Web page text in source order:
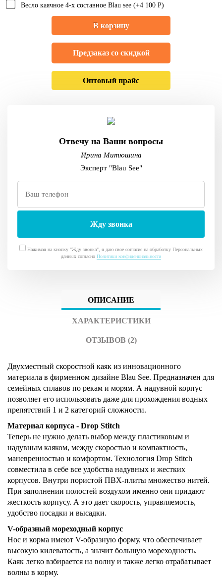
Весло каячное 4-х составное Blau see (+4 100 Р)
В корзину
Предзаказ со скидкой
Оптовый прайс
Отвечу на Ваши вопросы
Ирина Митюшина
Эксперт "Blau See"
Нажимая на кнопку "Жду звонка", я даю свое согласие на обработку Персональных
данных согласно Политики конфиденциальности
ОПИСАНИЕ
ХАРАКТЕРИСТИКИ
ОТЗЫВОВ (2)
Двухместный скоростной каяк из инновационного
материала в фирменном дизайне Blau See. Предназначен для
семейных сплавов по рекам и морям. А надувной корпус
позволяет его использовать даже для прохождения водных
препятствий 1 и 2 категорий сложности.
Материал корпуса - Drop Stitch
Теперь не нужно делать выбор между пластиковым и
надувным каяком, между скоростью и компактность,
маневренностью и комфортом. Технология Drop Stitch
совместила в себе все удобства надувных и жестких
корпусов. Внутри пористой ПВХ-плиты множество нитей.
При заполнении полостей воздухом именно они придают
жесткость корпусу. А это дает скорость, управляемость,
удобство посадки и высадки.
V-образный мореходный корпус
Нос и корма имеют V-образную форму, что обеспечивает
высокую килеватость, а значит большую мореходность.
Каяк легко взбирается на волну и также легко отрабатывает
волны в корму.